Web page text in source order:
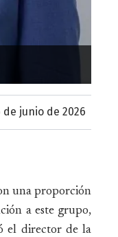
de junio de 2026
una proporción
a este grupo,
el director de la